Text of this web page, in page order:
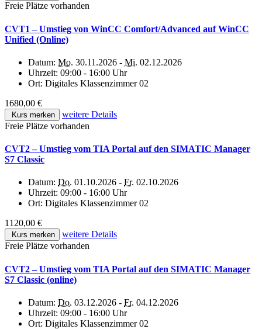
Freie Plätze vorhanden
CVT1 – Umstieg von WinCC Comfort/Advanced auf WinCC
Unified (Online)
Datum: Mo. 30.11.2026 - Mi. 02.12.2026
Uhrzeit: 09:00 - 16:00 Uhr
Ort: Digitales Klassenzimmer 02
1680,00 €
Kurs merken
weitere Details
Freie Plätze vorhanden
CVT2 – Umstieg vom TIA Portal auf den SIMATIC Manager
S7 Classic
Datum: Do. 01.10.2026 - Fr. 02.10.2026
Uhrzeit: 09:00 - 16:00 Uhr
Ort: Digitales Klassenzimmer 02
1120,00 €
Kurs merken
weitere Details
Freie Plätze vorhanden
CVT2 – Umstieg vom TIA Portal auf den SIMATIC Manager
S7 Classic (online)
Datum: Do. 03.12.2026 - Fr. 04.12.2026
Uhrzeit: 09:00 - 16:00 Uhr
Ort: Digitales Klassenzimmer 02